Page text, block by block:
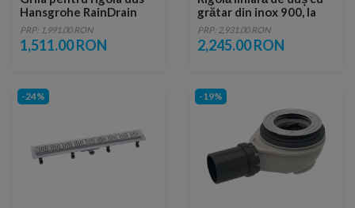
Hansgrohe RainDrain
Flex ajustabil inox periat
80 cm
PRP: 1,991.00 RON
1,511.00 RON
grătar din inox 900, la
nivelul solului, opțiune
scurtare, negru mat
PRP: 2,931.00 RON
2,245.00 RON
-24% -19%